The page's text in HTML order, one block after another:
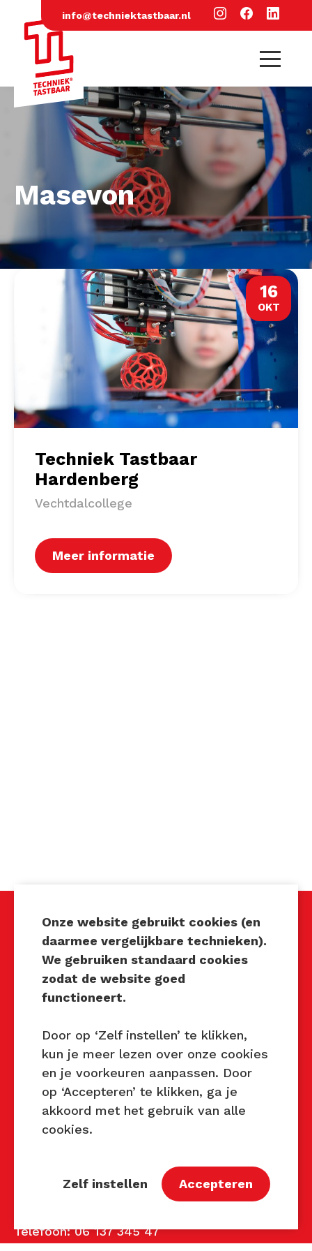
info@techniektastbaar.nl
Masevon
16
OKT
Techniek Tastbaar
Hardenberg
Vechtdalcollege
Meer informatie
Techniek Tastbaar
Mocht u interesse hebben om
Techniek Tastbaar in uw regio
vragen over dit evenement,
neem dan contact met ons op
via de gegevens.
Privacy Beleid
Contact
Telefoon: 06 137 345 47
Onze website gebruikt cookies (en
daarmee vergelijkbare technieken).
We gebruiken standaard cookies
zodat de website goed
functioneert.
Door op ‘Zelf instellen’ te klikken,
kun je meer lezen over onze cookies
en je voorkeuren aanpassen. Door
op ‘Accepteren’ te klikken, ga je
akkoord met het gebruik van alle
cookies.
Zelf instellen Accepteren